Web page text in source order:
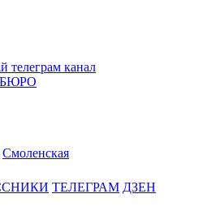
телеграм канал
Смоленская
ТЕЛЕГРАМ ДЗЕН